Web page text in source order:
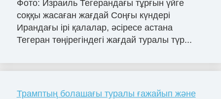
Фото: Израиль Тегерандағы тұрғын үйге
соққы жасаған жағдай Соңғы күндері
Ирандағы ірі қалалар, әсіресе астана
Тегеран төңірегіндегі жағдай туралы түр...
Трамптың болашағы туралы ғажайып және